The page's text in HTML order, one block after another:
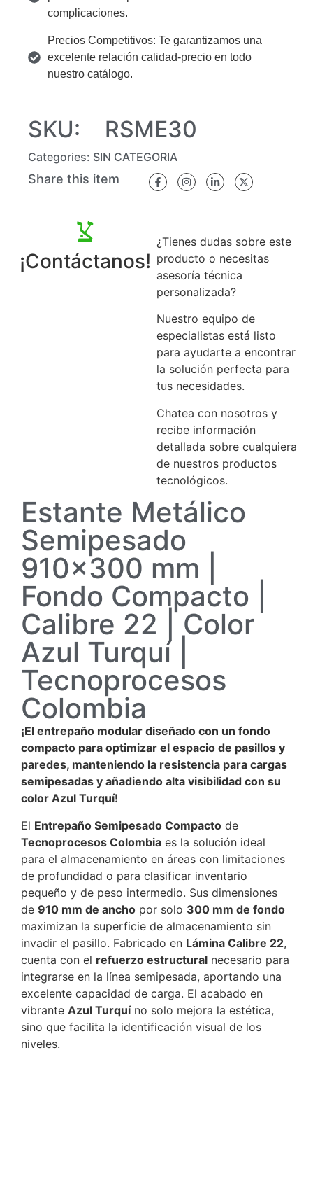
¡Contáctanos!
¿Tienes dudas sobre este
producto o necesitas
asesoría técnica
personalizada?
Nuestro equipo de
especialistas está listo
para ayudarte a encontrar
la solución perfecta para
tus necesidades.
Chatea con nosotros y
recibe información
detallada sobre cualquiera
de nuestros productos
tecnológicos.
Estante Metálico
Semipesado
910×300 mm |
Fondo Compacto |
Calibre 22 | Color
Azul Turquí |
Tecnoprocesos
Colombia
¡El entrepaño modular diseñado con un fondo
compacto para optimizar el espacio de pasillos y
paredes, manteniendo la resistencia para cargas
semipesadas y añadiendo alta visibilidad con su
color Azul Turquí!
El Entrepaño Semipesado Compacto de
Tecnoprocesos Colombia es la solución ideal
para el almacenamiento en áreas con limitaciones
de profundidad o para clasificar inventario
pequeño y de peso intermedio. Sus dimensiones
de 910 mm de ancho por solo 300 mm de fondo
maximizan la superficie de almacenamiento sin
invadir el pasillo. Fabricado en Lámina Calibre 22,
cuenta con el refuerzo estructural necesario para
integrarse en la línea semipesada, aportando una
excelente capacidad de carga. El acabado en
vibrante Azul Turquíno solo mejora la estética,
sino que facilita la identificación visual de los
niveles.
complicaciones.
Precios Competitivos: Te garantizamos una
excelente relación calidad-precio en todo
nuestro catálogo.
SKU: RSME30
Categories: SIN CATEGORIA
Share this item